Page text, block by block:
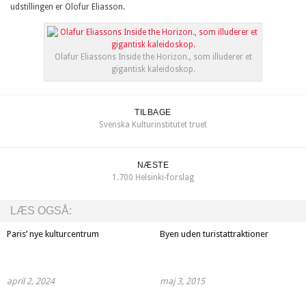
udstillingen er Olofur Eliasson.
Olafur Eliassons Inside the Horizon., som illuderer et
gigantisk kaleidoskop.
TILBAGE
Svenska Kulturinstitutet truet
NÆSTE
1.700 Helsinki-forslag
LÆS OGSÅ:
Paris’ nye kulturcentrum
april 2, 2024
Byen uden turistattraktioner
maj 3, 2015